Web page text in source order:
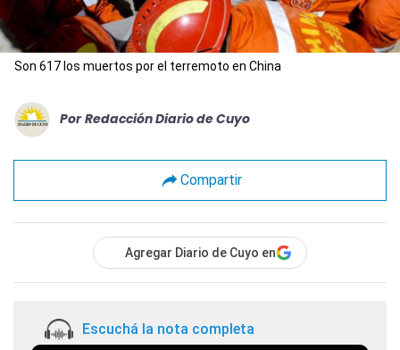
Son 617 los muertos por el terremoto en China
Por Redacción Diario de Cuyo
Compartir
Agregar Diario de Cuyo en
Escuchá la nota completa